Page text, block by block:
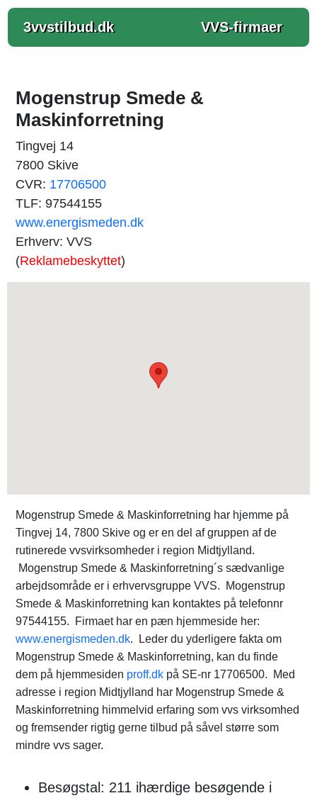
3vvstilbud.dk VVS-firmaer
Mogenstrup Smede &
Maskinforretning
Tingvej 14
7800 Skive
CVR: 17706500
TLF: 97544155
www.energismeden.dk
Erhverv: VVS
(Reklamebeskyttet)
Mogenstrup Smede & Maskinforretning har hjemme på
Tingvej 14, 7800 Skive og er en del af gruppen af de
rutinerede vvsvirksomheder i region Midtjylland.
Mogenstrup Smede & Maskinforretning´s sædvanlige
arbejdsområde er i erhvervsgruppe VVS. Mogenstrup
Smede & Maskinforretning kan kontaktes på telefonnr
97544155. Firmaet har en pæn hjemmeside her:
www.energismeden.dk. Leder du yderligere fakta om
Mogenstrup Smede & Maskinforretning, kan du finde
dem på hjemmesiden proff.dk på SE-nr 17706500. Med
adresse i region Midtjylland har Mogenstrup Smede &
Maskinforretning himmelvid erfaring som vvs virksomhed
og fremsender rigtig gerne tilbud på såvel større som
mindre vvs sager.
Besøgstal: 211 ihærdige besøgende i